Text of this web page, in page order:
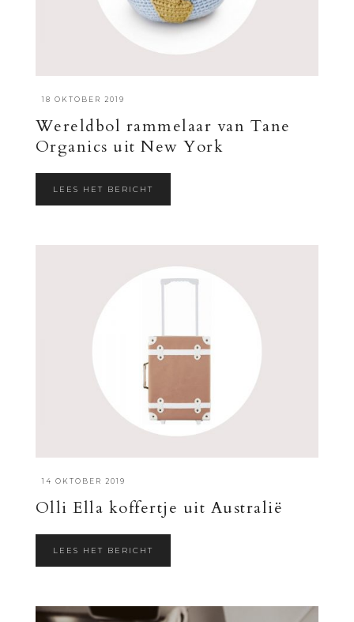
·18 OKTOBER 2019
Wereldbol rammelaar van Tane
Organics uit New York
LEES HET BERICHT
·14 OKTOBER 2019
Olli Ella koffertje uit Australië
LEES HET BERICHT